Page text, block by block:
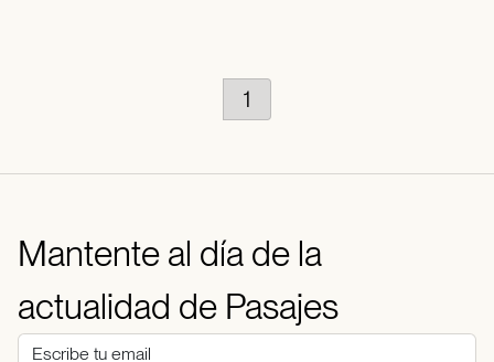
1
Mantente al día de la
actualidad de Pasajes